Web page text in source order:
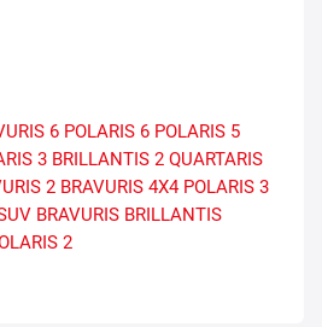
6 POLARIS 6 POLARIS 5
3 BRILLANTIS 2 QUARTARIS
2 BRAVURIS 4X4 POLARIS 3
BRAVURIS BRILLANTIS
2